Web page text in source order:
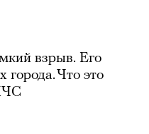
взрыв. Его
города. Что это